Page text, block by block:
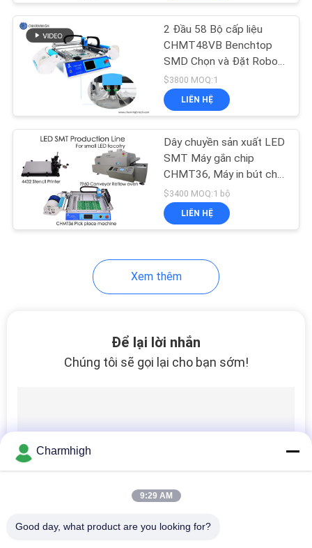
CHÍNH
SÁCH
BẢO
2 Đầu 58 Bộ cấp liệu
CHMT48VB Benchtop
SMD Chọn và Đặt Robot
Tất cả trong một Chip
Mounter
$3800 MOQ:1
LIÊN HỆ
Dây chuyền sản xuất LED
SMT Máy gắn chip
CHMT36, Máy in bút chì,
Lò nướng Reflow T960,
cho nhà máy nhỏ
$3400 MOQ:1 bộ
LIÊN HỆ
Xem thêm
Để lại lời nhắn
Chúng tôi sẽ gọi lại cho bạn sớm!
Charmhigh
9:29 AM
Good day, what product are you looking for?